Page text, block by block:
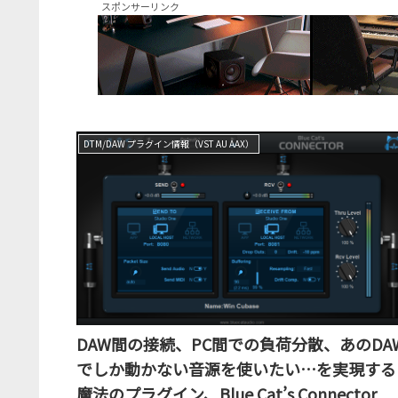
スポンサーリンク
DTM/DAW プラグイン情報（VST AU AAX）
DAW間の接続、PC間での負荷分散、あの
でしか動かない音源を使いたい…を実現する